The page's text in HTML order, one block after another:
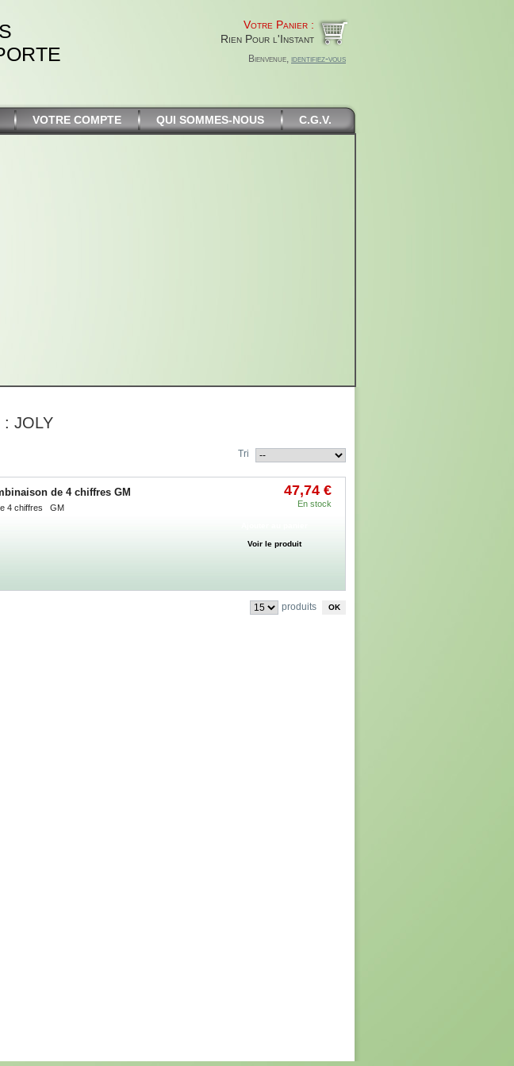
Votre Panier :
Rien Pour l'Instant
Bienvenue, identifiez-vous
VOTRE COMPTE QUI SOMMES-NOUS C.G.V.
: JOLY
Tri
de 4 chiffres GM
4 chiffres GM
47,74 €
En stock
Voir le produit
produits